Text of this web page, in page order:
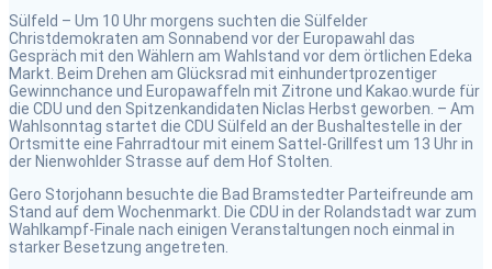
Sülfeld – Um 10 Uhr morgens suchten die Sülfelder
Christdemokraten am Sonnabend vor der Europawahl das
Gespräch mit den Wählern am Wahlstand vor dem örtlichen Edeka
Markt. Beim Drehen am Glücksrad mit einhundertprozentiger
Gewinnchance und Europawaffeln mit Zitrone und Kakao.wurde für
die CDU und den Spitzenkandidaten Niclas Herbst geworben. – Am
Wahlsonntag startet die CDU Sülfeld an der Bushaltestelle in der
Ortsmitte eine Fahrradtour mit einem Sattel-Grillfest um 13 Uhr in
der Nienwohlder Strasse auf dem Hof Stolten.
Gero Storjohann besuchte die Bad Bramstedter Parteifreunde am
Stand auf dem Wochenmarkt. Die CDU in der Rolandstadt war zum
Wahlkampf-Finale nach einigen Veranstaltungen noch einmal in
starker Besetzung angetreten.